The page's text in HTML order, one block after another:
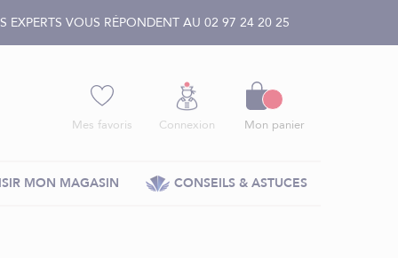
EXPERTS VOUS RÉPONDENT AU 02 97 24 20 25
Mes favoris Connexion Mon panier
CONSEILS & ASTUCES
MON MAGASIN